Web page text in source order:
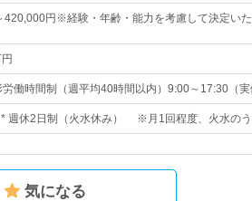
420,000円※経験・年齢・能力を考慮して決定い
働時間制（週平均40時間以内）9:00～17:30（
* 週休2日制（火水休み） ※月1回程度、火水の
気になる